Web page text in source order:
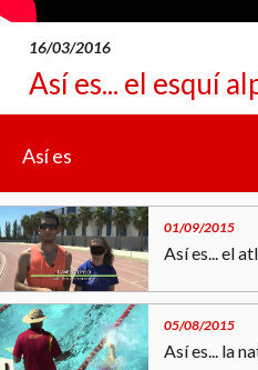
16/03/2016
Así es... el esquí
Así es
01/09/2015
Así es... el
05/08/2015
Así es... la